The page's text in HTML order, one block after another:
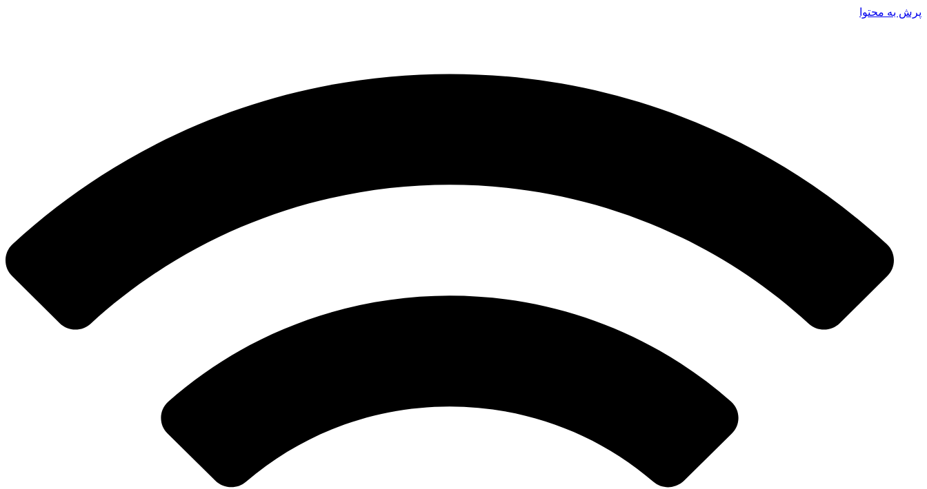
پرش به محتوا